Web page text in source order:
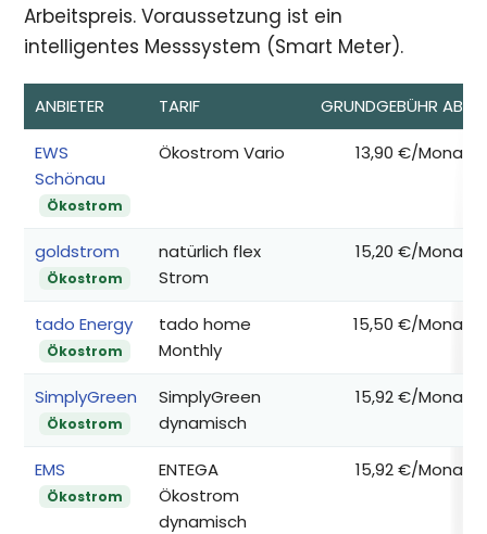
Arbeitspreis. Voraussetzung ist ein
intelligentes Messsystem (Smart Meter).
ANBIETER TARIF GRUNDGEBÜHR AB*
EWS
Schönau
Ökostrom
Ökostrom Vario 13,90 €/Monat
goldstrom
Ökostrom
natürlich flex
Strom
15,20 €/Monat
tado Energy
Ökostrom
tado home
Monthly
15,50 €/Monat
SimplyGreen
Ökostrom
SimplyGreen
dynamisch
15,92 €/Monat
EMS
Ökostrom
ENTEGA
Ökostrom
dynamisch
15,92 €/Monat